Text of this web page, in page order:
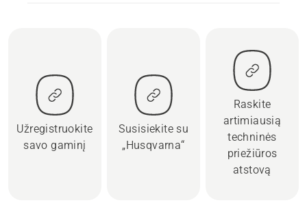
Užregistruokite
savo gaminį
Susisiekite su
„Husqvarna“
Raskite
artimiausią
techninės
priežiūros
atstovą